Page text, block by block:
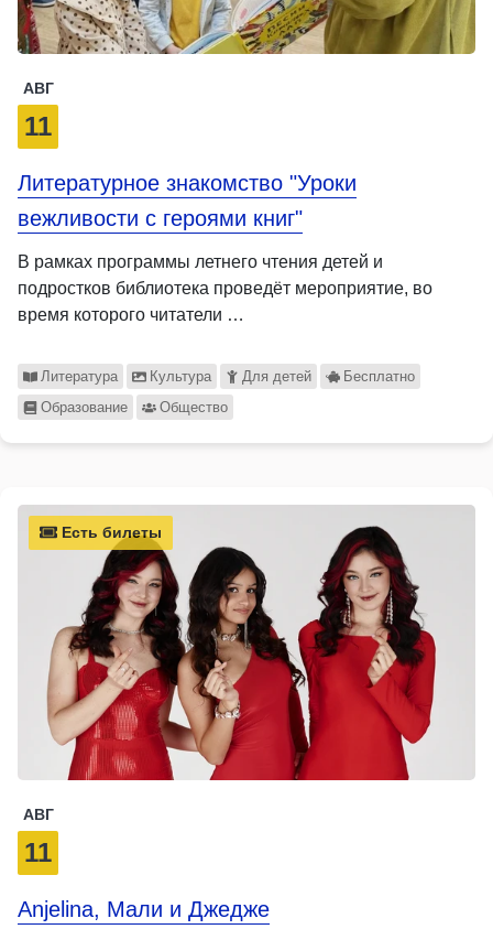
АВГ
11
Литературное знакомство "Уроки
вежливости с героями книг"
В рамках программы летнего чтения детей и
подростков библиотека проведёт мероприятие, во
время которого читатели …
Литература Культура Для детей
Бесплатно
Образование
Общество
Есть билеты
АВГ
11
Anjelina, Мали и Джедже